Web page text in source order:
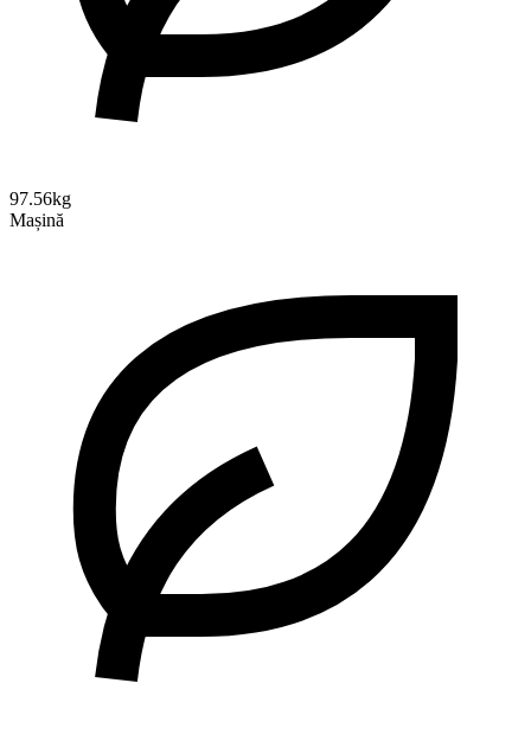
97.56kg
Mașină